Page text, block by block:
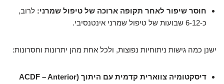
חוסר שיפור לאחר תקופה ארוכה של טיפול שמרני: לרוב,
כ-6-12 שבועות של טיפול שמרני אינטנסיבי.
ישנן כמה גישות ניתוחיות נפוצות, ולכל אחת מהן יתרונות וחסרונות:
דיסקטומיה צווארית קדמית עם היתוך (ACDF – Anterior